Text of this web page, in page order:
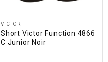
VICTOR
Short Victor Function 4866
C Junior Noir